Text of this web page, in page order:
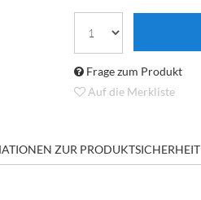
Frage zum Produkt
Auf die Merkliste
ZUR PRODUKTSICHERHEIT